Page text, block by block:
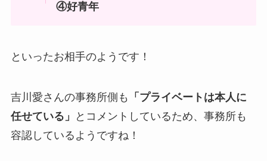
④好青年
といったお相手のようです！
吉川愛さんの事務所側も
「プライベートは本人に
任せている」
とコメントしているため、事務所も
容認しているようですね！